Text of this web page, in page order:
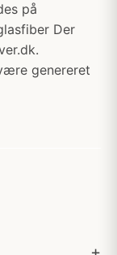
på
Der
genereret